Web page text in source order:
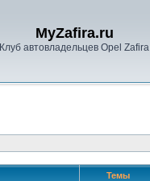
MyZafira.ru
Клуб автовладельцев Opel Zafira
Темы